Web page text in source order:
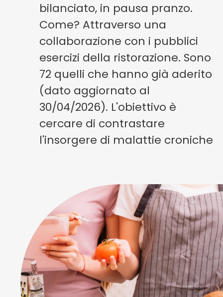
bilanciato, in pausa pranzo.
Come? Attraverso una
collaborazione con i pubblici
esercizi della ristorazione. Sono
72 quelli che hanno già aderito
(dato aggiornato al
30/04/2026). L'obiettivo è
cercare di contrastare
l'insorgere di malattie croniche